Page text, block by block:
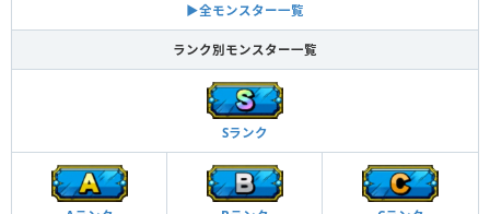
▶︎全モンスター一覧
ランク別モンスター一覧
Sランク